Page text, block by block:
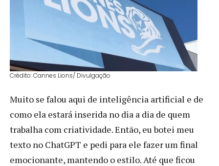
Crédito: Cannes Lions/ Divulgação
Muito se falou aqui de inteligência artificial e de
como ela estará inserida no dia a dia de quem
trabalha com criatividade. Então, eu botei meu
texto no ChatGPT e pedi para ele fazer um final
emocionante, mantendo o estilo. Até que ficou